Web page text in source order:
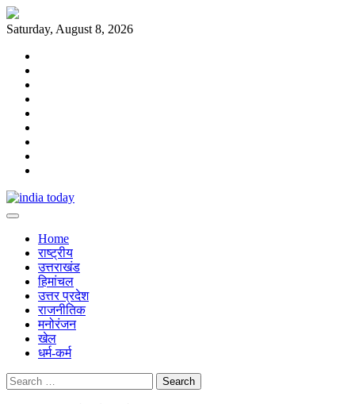
Skip
to
Saturday, August 8, 2026
Home
राष्ट्रीय
उत्तराखंड
हिमांचल
उत्तर प्रदेश
राजनीतिक
मनोरंजन
खेल
धर्म-कर्म
Search
for: